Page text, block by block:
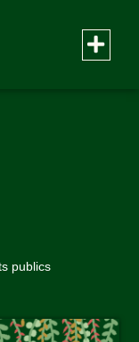
publics